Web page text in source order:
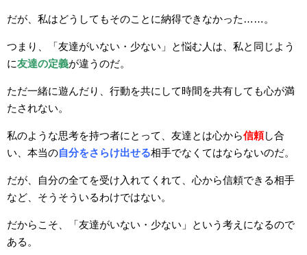
だが、私はどうしてもそのことに納得できなかった……。
つまり、「友達がいない・少ない」と悩む人は、私と同じよう
に友達の定義が違うのだ。
ただ一緒に遊んだり、行動を共にして時間を共有しても心が満
たされない。
私のような思考を持つ者にとって、友達とは心から信頼し合
い、本当の自分をさらけ出せる相手でなくてはならないのだ。
だが、自分の全てを受け入れてくれて、心から信頼できる相手
など、そうそういるわけではない。
だからこそ、「友達がいない・少ない」という考えになるので
ある。